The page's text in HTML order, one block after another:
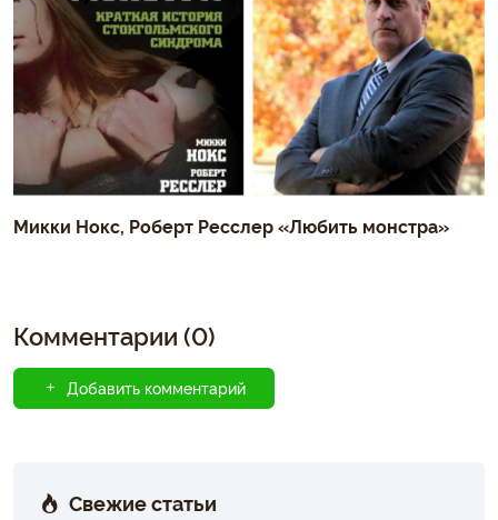
Микки Нокс, Роберт Ресслер «Любить монстра»
Комментарии (0)
Добавить комментарий
Свежие статьи